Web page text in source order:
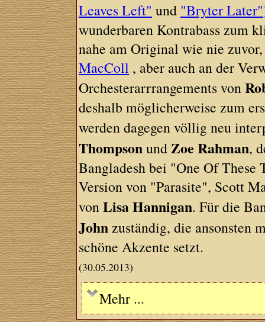
Leaves Left" und "Bryter Later"
wunderbaren Kontrabass zum
nahe am Original wie nie
MacColl , aber auch an der
Orchesterarrrangements von
deshalb möglicherweise zum
werden dagegen völlig neu
ThompsonundZoe Rahman,
Bangladesh bei "One Of
Version von "Parasite", Scott
vonLisa Hannigan. Für die
Johnzuständig, die ansonsten
schöne Akzente setzt.
(30.05.2013)
Mehr ...